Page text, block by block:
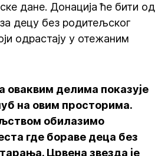
дане. Донација ће бити од
за децу без родитељског
одрастају у отежаним
оваквим делима показује
на овим просторима.
обилазимо
где бораве деца без
Црвена звезда је